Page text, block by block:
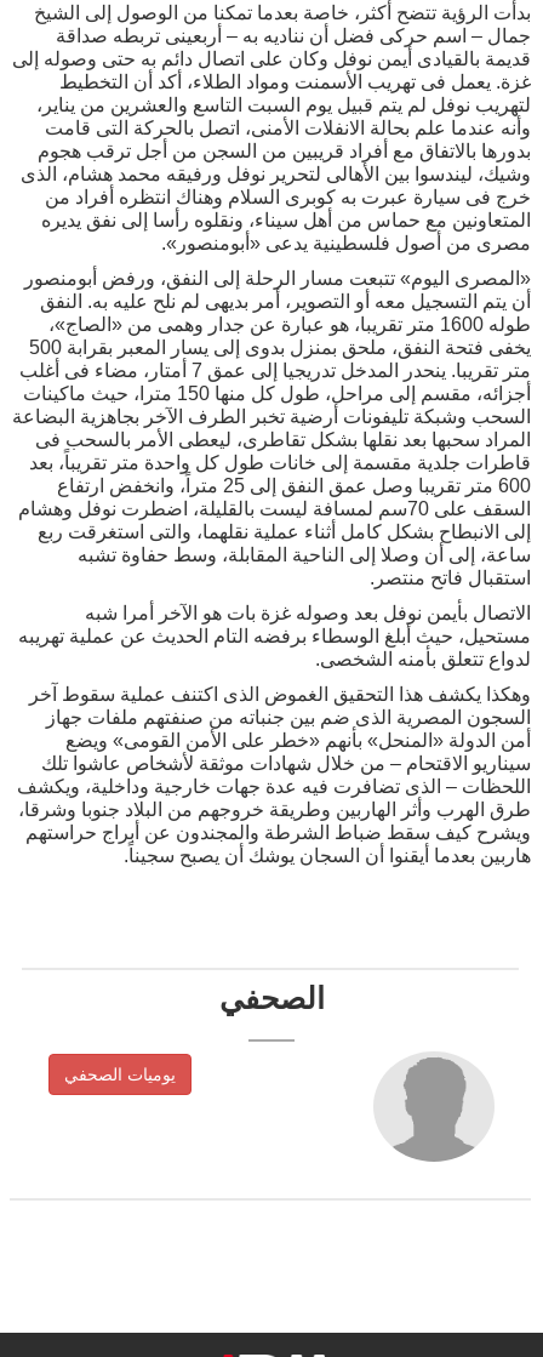
بدأت الرؤية تتضح أكثر، خاصة بعدما تمكنا من الوصول إلى الشيخ
جمال – اسم حركى فضل أن نناديه به – أربعينى تربطه صداقة
قديمة بالقيادى أيمن نوفل وكان على اتصال دائم به حتى وصوله إلى
غزة. يعمل فى تهريب الأسمنت ومواد الطلاء، أكد أن التخطيط
لتهريب نوفل لم يتم قبيل يوم السبت التاسع والعشرين من يناير،
وأنه عندما علم بحالة الانفلات الأمنى، اتصل بالحركة التى قامت
بدورها بالاتفاق مع أفراد قريبين من السجن من أجل ترقب هجوم
وشيك، ليندسوا بين الأهالى لتحرير نوفل ورفيقه محمد هشام، الذى
خرج فى سيارة عبرت به كوبرى السلام وهناك انتظره أفراد من
المتعاونين مع حماس من أهل سيناء، ونقلوه رأسا إلى نفق يديره
مصرى من أصول فلسطينية يدعى «أبومنصور».
«المصرى اليوم» تتبعت مسار الرحلة إلى النفق، ورفض أبومنصور
أن يتم التسجيل معه أو التصوير، أمر بديهى لم نلح عليه به. النفق
طوله 1600 متر تقريبا، هو عبارة عن جدار وهمى من «الصاج»،
يخفى فتحة النفق، ملحق بمنزل بدوى إلى يسار المعبر بقرابة 500
متر تقريبا. ينحدر المدخل تدريجيا إلى عمق 7 أمتار، مضاء فى أغلب
أجزائه، مقسم إلى مراحل، طول كل منها 150 مترا، حيث ماكينات
السحب وشبكة تليفونات أرضية تخبر الطرف الآخر بجاهزية البضاعة
المراد سحبها بعد نقلها بشكل تقاطرى، ليعطى الأمر بالسحب فى
قاطرات جلدية مقسمة إلى خانات طول كل واحدة متر تقريباً، بعد
600 متر تقريبا وصل عمق النفق إلى 25 متراً، وانخفض ارتفاع
السقف على 70سم لمسافة ليست بالقليلة، اضطرت نوفل وهشام
إلى الانبطاح بشكل كامل أثناء عملية نقلهما، والتى استغرقت ربع
ساعة، إلى أن وصلا إلى الناحية المقابلة، وسط حفاوة تشبه
استقبال فاتح منتصر.
الاتصال بأيمن نوفل بعد وصوله غزة بات هو الآخر أمرا شبه
مستحيل، حيث أبلغ الوسطاء برفضه التام الحديث عن عملية تهريبه
لدواع تتعلق بأمنه الشخصى.
وهكذا يكشف هذا التحقيق الغموض الذى اكتنف عملية سقوط آخر
السجون المصرية الذى ضم بين جنباته من صنفتهم ملفات جهاز
أمن الدولة «المنحل» بأنهم «خطر على الأمن القومى» ويضع
سيناريو الاقتحام – من خلال شهادات موثقة لأشخاص عاشوا تلك
اللحظات – الذى تضافرت فيه عدة جهات خارجية وداخلية، ويكشف
طرق الهرب وأثر الهاربين وطريقة خروجهم من البلاد جنوبا وشرقا،
ويشرح كيف سقط ضباط الشرطة والمجندون عن أبراج حراستهم
هاربين بعدما أيقنوا أن السجان يوشك أن يصبح سجيناً.
الصحفي
يوميات الصحفي